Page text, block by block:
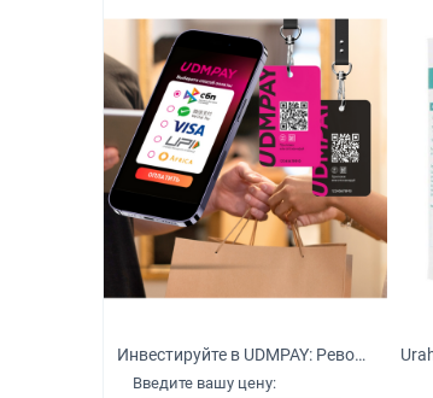
Инвестируйте в UDMPAY: Революционное решение для микробизнеса с потенциалом глобального роста
Введите вашу цену: